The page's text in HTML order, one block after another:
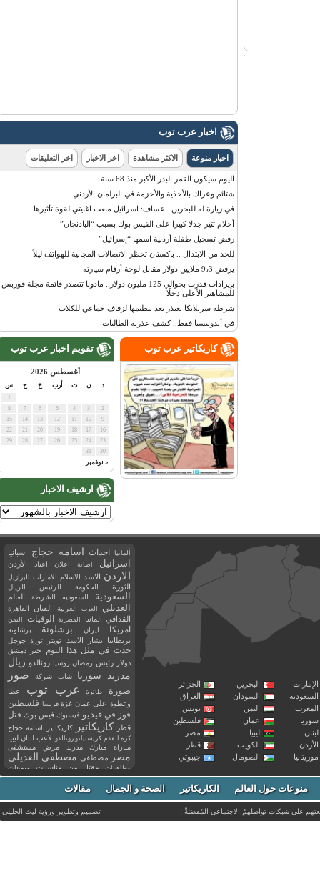
اخبار عرب توب
اخبار منوعة الاكثر مشاهدة اخر الاخبار اخر التعليقات
اليوم سيكون القمر البدر الأكبر منذ 68 سنة
شتائم وعراك بالأحذية والأحزمة في البرلمان الأردني
في زيارة له للبحرين.. عساف: اسرائيل منعت اغنيتي لقوة تأثيرها
أحلام تثير جدلا كبيرا على الفيس بوك بسبب “الباذنجان”
رفض تسجيل طفلة أردنية اسمها “إسرائيل”
للحد من الابتذال .. باكستان تحظر الاتصالات المجانية للهواتف ليلاً
يرفض 9٫3 ملايين دولار مقابل لوحة أرقام سيارته
بإيرادات قدرت بحوالي 125 مليون دولار.. مادونا تتصدر قائمة مجلة فوربس
للمشاهير الأعلى دخلًا
شرطة سريلانكا تعتذر بعد تنظيمها لزفاف جماعي للكلاب
في أندونيسيا فقط.. كشف عذرية الطالبات
تقويم اخبار عرب توب
أغسطس 2026
أرب س
« نوفمبر
ارشيف الاخبار
كاريكاتير عرب توب
البحرين
الجزائر
السودان
العراق
اليمن
تونس
عمان
فلسطين
ليبيا
مصر
الكويت
قطر
الصومال جيبوتي
ألمانيا احداث اسامه حجاج اسبانيا
اسرائيل اصابة اعلان اعياد الأردن
الاردن الاسد الاسلام الامارات البرازيل
الثورة الحكومة الرئيس الريال
السعودية السعوديه الشرطة العالم
العديلي العرب العربية الفنان القاهرة
القذافي المانيا المصرية الوفيات اليمن
امريكا ايران برشلونة برشلونه
بريطانيا بشار الاسد تويتر ثورة جوجل
حدث في مثل هذا اليوم خبر دمشق
دولار رئيس رمضان روسيا رونالدو ريال
مدريد
سوريا شاب شركة صور
صورة طائرة عرب توب
عطا
وعطوة على عمان غزة فرنسا فلسطين
فوز في فيديو فيسبوك فيس بوك قتل
قطر كاريكاتير كاريكاتير اسامه حجاج
كرة القدم كريستيانو رونالدو لاعب لبنان ليبيا
مباراة مبارك مدريد مرض مستشفى
مصر مصطفى مصطفى العديلي
مظاهرات مقتل من مناسبات
منوعات
مواليد
موت ميسي ميلان نادي نشر
وفاة وفيات يوتيوب منوعات حول العالم الكاريكاتير الصحة و الجمال مقالات
على شبكاتِ تواصلهمْ الاجتماعي المُفضلةْ ! تصميم وتطوير ورؤيةليث الخليلي